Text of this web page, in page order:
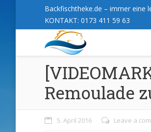
Backfischtheke.de – immer eine
KONTAKT: 0173 411 59 63
Remoulade
5. April 2016 Leave a